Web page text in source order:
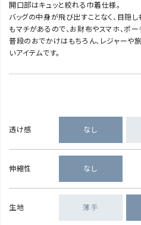
開口部はキュッと絞れる巾着仕様。
バッグの中身が飛び出すことなく、目隠し
もマチがあるので、お財布やスマホ、ポー
普段のおでかけはもちろん、レジャーや
いアイテムです。
透け感 なし
伸縮性 なし
生地 薄手